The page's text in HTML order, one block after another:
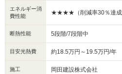
エネルギー消
費性能
★★★★（削減率30％達成
断熱性能 5段階/7段階中
目安光熱費 約18.5万円～19.5万円/年
施工 岡田建設株式会社